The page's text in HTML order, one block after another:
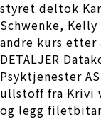
styret deltok
Schwenke,
andre kurs etter
DETALJER
Psyktjenester
ullstoff fra Krivi
og legg